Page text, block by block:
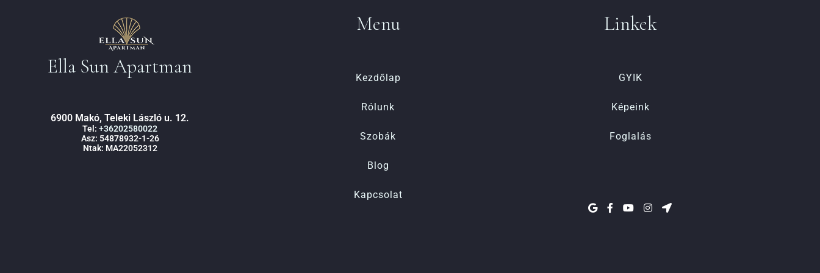
Ella Sun Apartman
6900 Makó, Teleki László u. 12.
Tel:+36202580022
Asz: 54878932-1-26
Ntak: MA22052312
Menu
Kezdőlap
Rólunk
Szobák
Blog
Kapcsolat
Linkek
GYIK
Képeink
Foglalás